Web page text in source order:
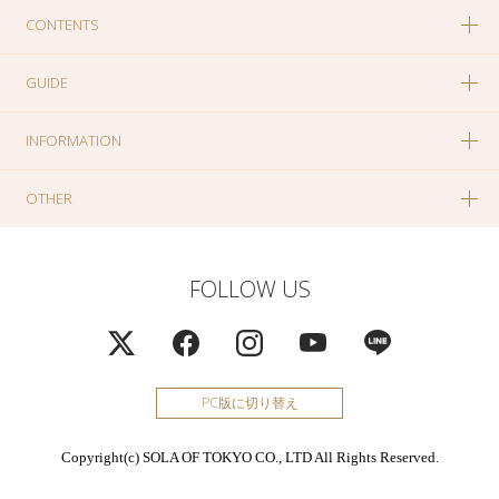
CONTENTS
GUIDE
INFORMATION
OTHER
FOLLOW US
PC版に切り替え
Copyright(c) SOLA OF TOKYO CO., LTD All Rights Reserved.